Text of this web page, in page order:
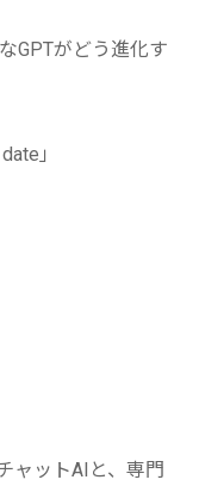
GPTがどう進化す
」
ャットAIと、専門